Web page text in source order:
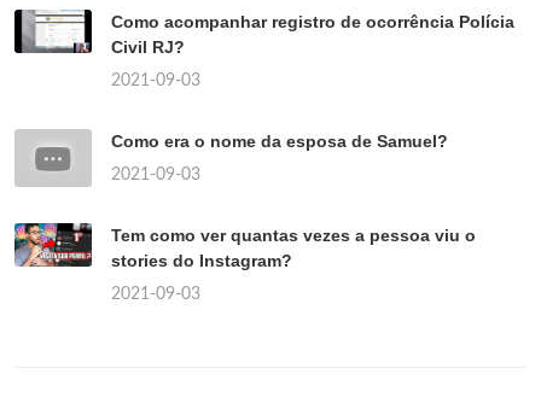
Como acompanhar registro de ocorrência Polícia
Civil RJ?
2021-09-03
Como era o nome da esposa de Samuel?
2021-09-03
Tem como ver quantas vezes a pessoa viu o
stories do Instagram?
2021-09-03